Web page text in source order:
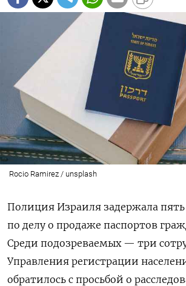
Rocio Ramirez / unsplash
Полиция Израиля задержала пять
по делу о продаже паспортов
Среди подозреваемых — три
Управления регистрации
обратилось с просьбой о